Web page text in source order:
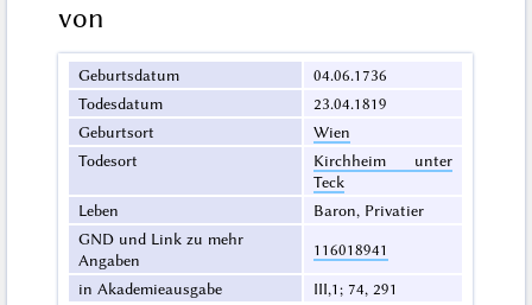
von
Geburtsdatum
04.06.1736
Todesdatum
23.04.1819
Geburtsort
Wien
Todesort
Kirchheim unter
Teck
Leben
Baron, Privatier
GND und Link zu mehr
Angaben
116018941
in Akademieausgabe III,1; 74, 291